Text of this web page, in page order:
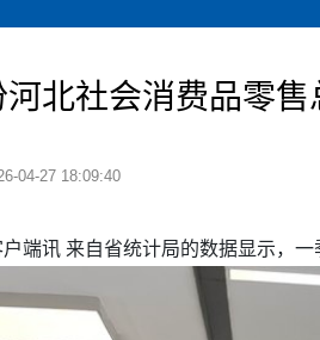
北社会消费品零
04-27 18:09:40
端讯 来自省统计局的数据显示，